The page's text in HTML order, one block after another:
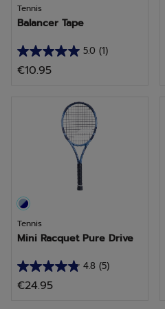
Tennis
Balancer Tape
5.0 (1)
5.0
van
beoordeling
€10.95
Tennis
Mini Racquet Pure Drive
4.8 (5)
4.8
van
€24.95